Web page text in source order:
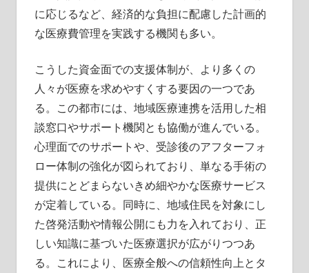
に応じるなど、経済的な負担に配慮した計画的
な医療費管理を実践する機関も多い。
こうした資金面での支援体制が、より多くの
人々が医療を求めやすくする要因の一つであ
る。この都市には、地域医療連携を活用した相
談窓口やサポート機関とも協働が進んでいる。
心理面でのサポートや、受診後のアフターフォ
ロー体制の強化が図られており、単なる手術の
提供にとどまらないきめ細やかな医療サービス
が定着している。同時に、地域住民を対象にし
た啓発活動や情報公開にも力を入れており、正
しい知識に基づいた医療選択が広がりつつあ
る。これにより、医療全般への信頼性向上とタ